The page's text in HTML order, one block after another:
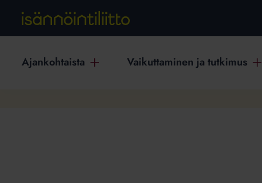
Ajankohtaista Vaikuttaminen ja tutkimus